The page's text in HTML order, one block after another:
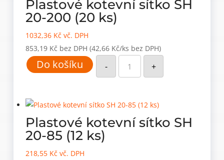
Plastové kotevní sítko SH
20-200 (20 ks)
1032,36 Kč vč. DPH
853,19 Kč bez DPH (42,66 Kč/ks bez DPH)
Do košíku -
Plastové
kotevní
sítko
SH
ks)
+
Plastové kotevní sítko SH
20-85 (12 ks)
218,55 Kč vč. DPH